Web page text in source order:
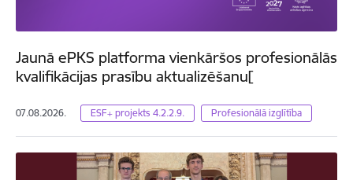
Jaunā ePKS platforma vienkāršos profesionālās
kvalifikācijas prasību aktualizēšanu[
07.08.2026. ESF+ projekts 4.2.2.9. Profesionālā izglītība